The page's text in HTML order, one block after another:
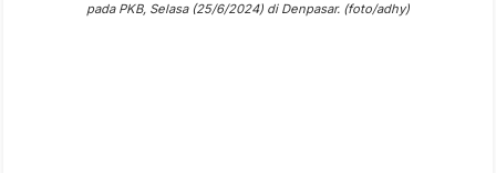
pada PKB, Selasa (25/6/2024) di Denpasar. (foto/adhy)